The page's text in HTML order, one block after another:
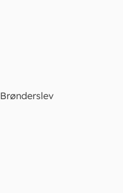
Brønderslev